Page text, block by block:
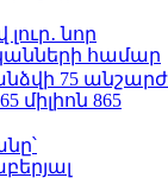
նոր
համար
75 անշարժ
միլիոն 865